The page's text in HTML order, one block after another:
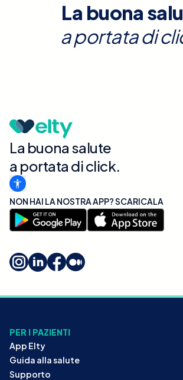
La buona
a portata di
La buona salute
a portata di click.
NON HAI LA NOSTRA APP? SCARICALA
PER I PAZIENTI
App Elty
Guida alla salute
Supporto